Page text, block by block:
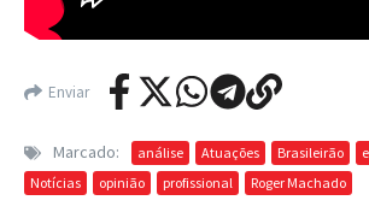
Enviar
Marcado: análise Atuações Brasileirão
Notícias
opinião profissional Roger Machado